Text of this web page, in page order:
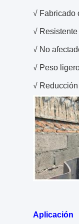
√ Fabricado
√
√ No
√ Peso
√
Aplicación